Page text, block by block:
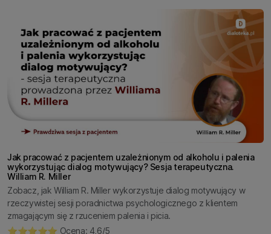
Jak pracować z pacjentem uzależnionym od alkoholu i palenia
wykorzystując dialog motywujący? Sesja terapeutyczna.
William R. Miller
Zobacz, jak William R. Miller wykorzystuje dialog motywujący w
rzeczywistej sesji poradnictwa psychologicznego z klientem
zmagającym się z rzuceniem palenia i picia.
⭐️⭐️⭐️⭐️⭐️ Ocena: 4,6/5